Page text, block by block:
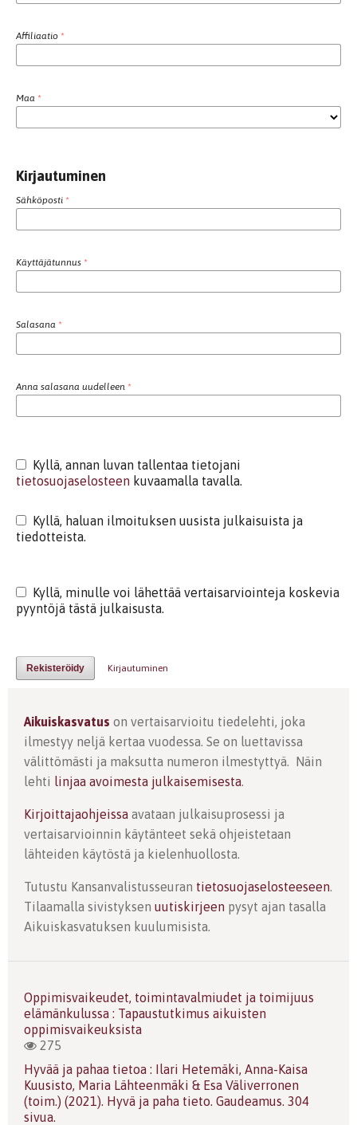
Affiliaatio *
Maa *
Kirjautuminen
Sähköposti *
Käyttäjätunnus *
Salasana *
Anna salasana uudelleen *
Kyllä, annan luvan tallentaa tietojani
tietosuojaselosteen kuvaamalla tavalla.
tiedotteista.
pyyntöjä tästä julkaisusta.
Rekisteröidy Kirjautuminen
Aikuiskasvatus on vertaisarvioitu tiedelehti, joka
ilmestyy neljä kertaa vuodessa. Se on luettavissa
välittömästi ja maksutta numeron ilmestyttyä. Näin
lehti linjaa avoimesta julkaisemisesta.
Kirjoittajaohjeissa avataan julkaisuprosessi ja
vertaisarvioinnin käytänteet sekä ohjeistetaan
lähteiden käytöstä ja kielenhuollosta.
Tutustu Kansanvalistusseuran tietosuojaselosteeseen.
Tilaamalla sivistyksen uutiskirjeen pysyt ajan tasalla
Aikuiskasvatuksen kuulumisista.
Oppimisvaikeudet, toimintavalmiudet ja toimijuus
elämänkulussa : Tapaustutkimus aikuisten
oppimisvaikeuksista
275
Hyvää ja pahaa tietoa : Ilari Hetemäki, Anna-Kaisa
Kuusisto, Maria Lähteenmäki & Esa Väliverronen
(toim.) (2021). Hyvä ja paha tieto. Gaudeamus. 304
sivua.